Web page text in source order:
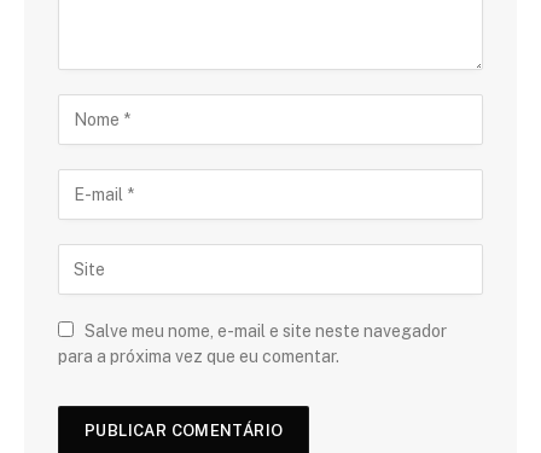
Salve meu nome, e-mail e site neste navegador
para a próxima vez que eu comentar.